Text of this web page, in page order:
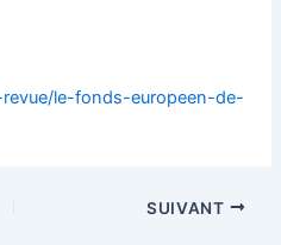
le-fonds-europeen-de-
SUIVANT